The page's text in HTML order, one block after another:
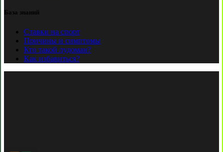
База знаний
Ставки на спорт
Причины и симптомы
Кто такой лудоман?
Как избавиться?